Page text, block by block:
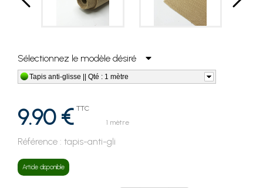
Sélectionnez le modèle désiré
Tapis anti-glisse || Qté : 1 mètre
9.90 € TTC
1 mètre
Référence : tapis-anti-gli
Article disponible